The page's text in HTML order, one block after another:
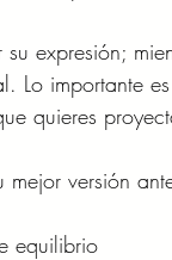
expresión;
Lo importante
quieres
versión
equilibrio